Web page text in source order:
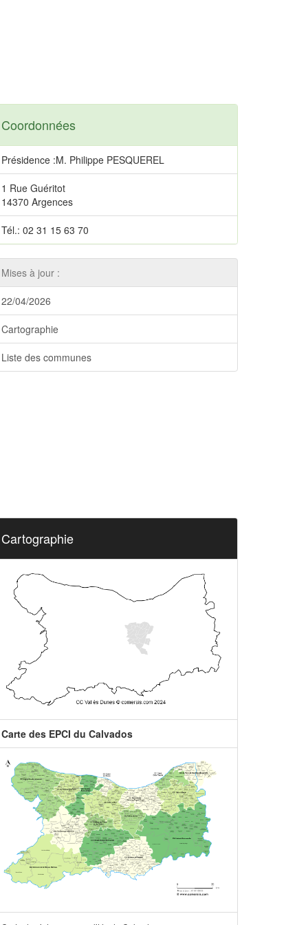
Coordonnées
Présidence :M. Philippe PESQUEREL
1 Rue Guéritot
14370 Argences
Tél.: 02 31 15 63 70
Mises à jour :
22/04/2026
Cartographie
Liste des communes
Cartographie
Carte des EPCI du Calvados